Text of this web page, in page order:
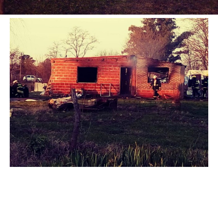
Suscribirme gratis
Dirección de correo electrónico *
Nombre